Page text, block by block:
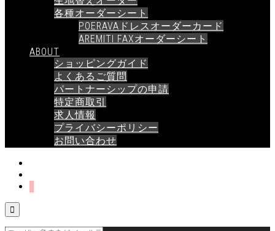
各種オーダーシート
POERAVAドレスオーダーカード
AREMITI FAXオーダーシート
ABOUT
ショッピングガイド
よくあるご質問
パートナーシップの申請
特定商取引
求人情報
プライバシーポリシー
お問い合わせ
